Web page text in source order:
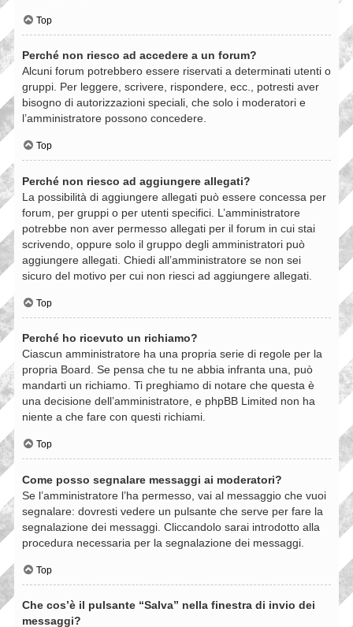
Top
Perché non riesco ad accedere a un forum?
Alcuni forum potrebbero essere riservati a determinati utenti o
gruppi. Per leggere, scrivere, rispondere, ecc., potresti aver
bisogno di autorizzazioni speciali, che solo i moderatori e
l’amministratore possono concedere.
Top
Perché non riesco ad aggiungere allegati?
La possibilità di aggiungere allegati può essere concessa per
forum, per gruppi o per utenti specifici. L’amministratore
potrebbe non aver permesso allegati per il forum in cui stai
scrivendo, oppure solo il gruppo degli amministratori può
aggiungere allegati. Chiedi all’amministratore se non sei
sicuro del motivo per cui non riesci ad aggiungere allegati.
Top
Perché ho ricevuto un richiamo?
Ciascun amministratore ha una propria serie di regole per la
propria Board. Se pensa che tu ne abbia infranta una, può
mandarti un richiamo. Ti preghiamo di notare che questa è
una decisione dell’amministratore, e phpBB Limited non ha
niente a che fare con questi richiami.
Top
Come posso segnalare messaggi ai moderatori?
Se l’amministratore l’ha permesso, vai al messaggio che vuoi
segnalare: dovresti vedere un pulsante che serve per fare la
segnalazione dei messaggi. Cliccandolo sarai introdotto alla
procedura necessaria per la segnalazione dei messaggi.
Top
Che cos’è il pulsante “Salva” nella finestra di invio dei
messaggi?